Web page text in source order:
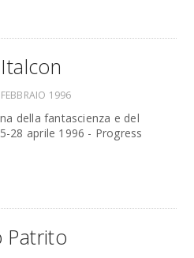
1996
della fantascienza e del
28 aprile 1996 - Progress
Patrito